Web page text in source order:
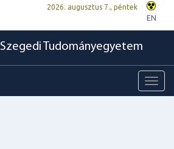
2026. augusztus 7., péntek
EN
Szegedi Tudományegyetem